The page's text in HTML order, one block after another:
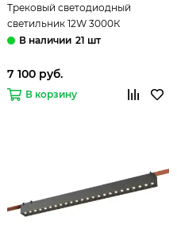
Трековый светодиодный
светильник 12W 3000К
ST454.536.12 белый Band ST-Luce
21 шт
7 100 руб.
В корзину